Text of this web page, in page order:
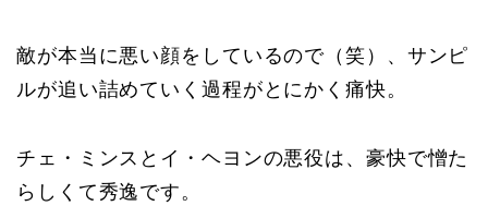
敵が本当に悪い顔をしているので（笑）、サンピ
ルが追い詰めていく過程がとにかく痛快。
チェ・ミンスとイ・ヘヨンの悪役は、豪快で憎た
らしくて秀逸です。